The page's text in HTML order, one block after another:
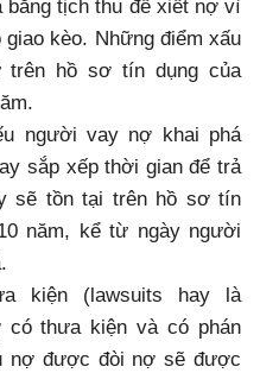
băng tịch thu để xiết nợ vì
kèo. Những điểm xấu
hồ sơ tín dụng của
người vay nợ khai phá
sắp xếp thời gian để trả
sẽ tồn tại trên hồ sơ tín
năm, kể từ ngày người
kiện (lawsuits hay là
có thưa kiện và có phán
nợ được đòi nợ sẽ được